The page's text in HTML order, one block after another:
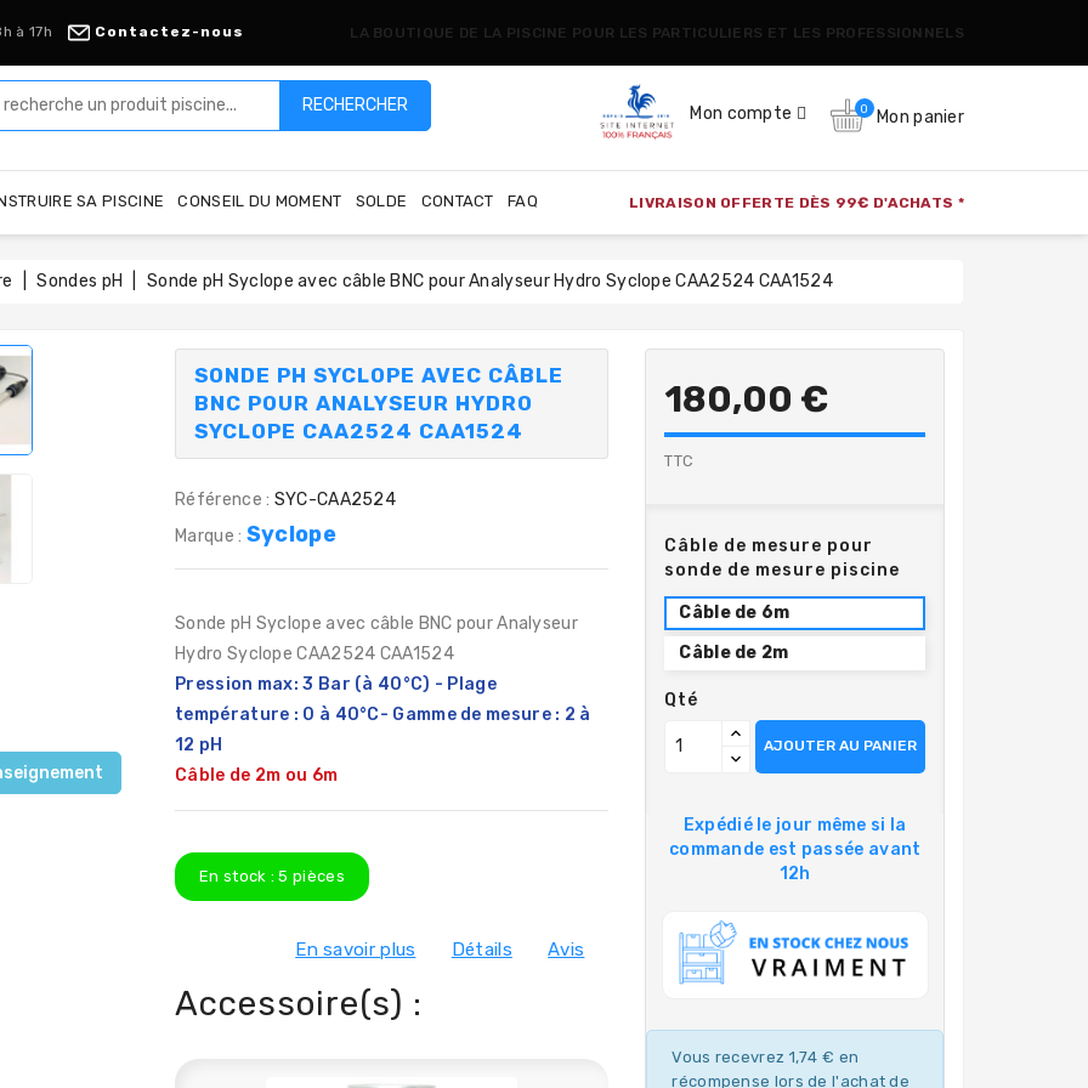
à 17h Contactez-nous LA BOUTIQUE DE LA PISCINE POUR LES PARTICULIERS ET LES PROFESSIONNELS
RECHERCHER Mon compte 0 Mon panier
SA PISCINE CONSEIL DU MOMENT SOLDE CONTACT FAQ LIVRAISON OFFERTE DÈS 99€ D'ACHATS *
Sondes pH Sonde pH Syclope avec câble BNC pour Analyseur Hydro Syclope CAA2524 CAA1524
SONDE PH SYCLOPE AVEC CÂBLE
BNC POUR ANALYSEUR HYDRO
SYCLOPE CAA2524 CAA1524
Référence : SYC-CAA2524
Marque : Syclope
Sonde pH Syclope avec câble BNC pour Analyseur
Hydro Syclope CAA2524 CAA1524
Pression max: 3 Bar (à 40°C) - Plage
température : 0 à 40°C- Gamme de mesure : 2 à
12 pH
Câble de 2m ou 6m
En stock :5 pièces
En savoir plus Détails Avis
Accessoire(s) :
180,00 €
TTC
Câble de mesure pour
sonde de mesure piscine
Câble de 6m
Câble de 2m
Qté
AJOUTER AU PANIER
Expédié le jour même si la
commande est passée avant
12h
Vous recevrez 1,74 € en
récompense lors de l'achat de